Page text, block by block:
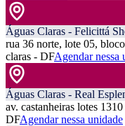
Águas Claras - Felicittá
rua 36 norte, lote 05,
claras - DFAgendar nessa
Águas Claras - Real
av. castanheiras lotes
DFAgendar nessa unidade